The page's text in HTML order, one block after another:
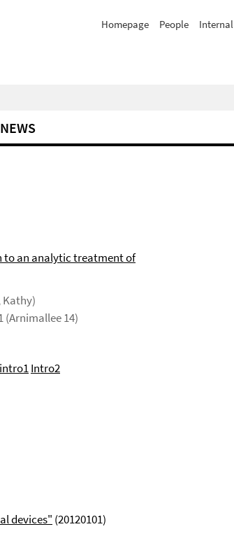
Homepage People Internal
NEWS
to an analytic treatment of
Kathy)
(Arnimallee 14)
intro1Intro2
devices" (20120101)